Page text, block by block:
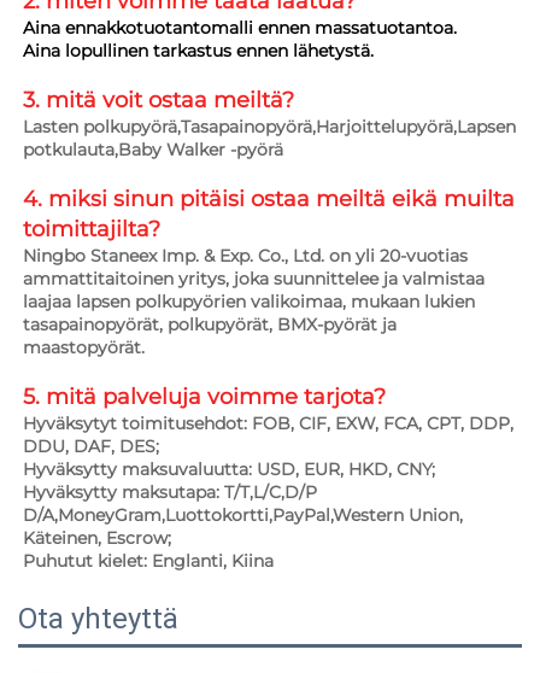
Aina ennakkotuotantomalli ennen massatuotantoa.
Aina lopullinen tarkastus ennen lähetystä.
3. mitä voit ostaa meiltä?
Lasten polkupyörä,Tasapainopyörä,Harjoittelupyörä,Lapsen
potkulauta,Baby Walker -pyörä
4. miksi sinun pitäisi ostaa meiltä eikä muilta
toimittajilta?
Ningbo Staneex Imp. & Exp. Co., Ltd. on yli 20-vuotias
ammattitaitoinen yritys, joka suunnittelee ja valmistaa
laajaa lapsen polkupyörien valikoimaa, mukaan lukien
tasapainopyörät, polkupyörät, BMX-pyörät ja
maastopyörät.
5. mitä palveluja voimme tarjota?
Hyväksytyt toimitusehdot: FOB, CIF, EXW, FCA, CPT, DDP,
DDU, DAF, DES;
Hyväksytty maksuvaluutta: USD, EUR, HKD, CNY;
Hyväksytty maksutapa: T/T,L/C,D/P
D/A,MoneyGram,Luottokortti,PayPal,Western Union,
Käteinen, Escrow;
Puhutut kielet: Englanti, Kiina
Ota yhteyttä